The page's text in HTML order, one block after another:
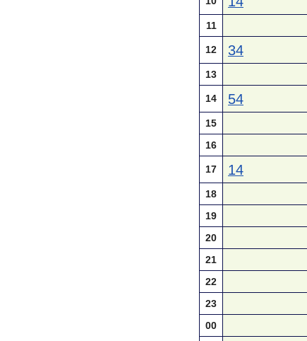
11
12 34
13
14 54
15
16
17 14
18
19
20
21
22
23
00